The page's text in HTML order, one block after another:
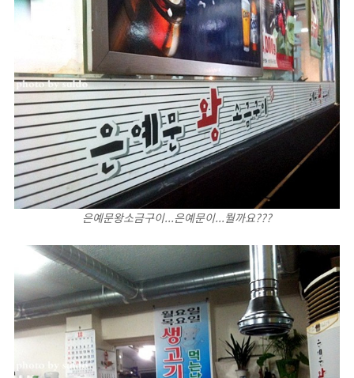
은예문왕소금구이...은예문이...뭘까요???